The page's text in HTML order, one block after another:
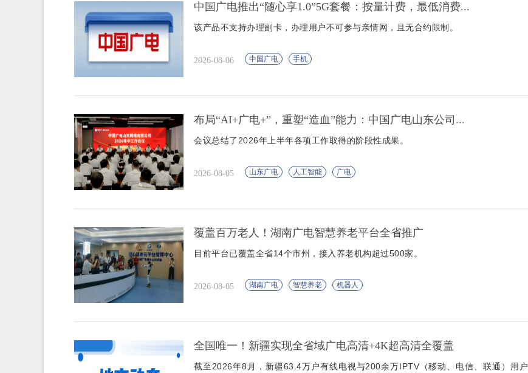
中国广电推出“随心享1.0”5G套餐：按量计费，最低消费...
该产品不支持办理副卡，办理用户不可参与亲情网，且无合约限制。
2026-08-06 中国广电 手机
布局“AI+广电+”，重塑“造血”能力：中国广电山东公司...
会议总结了2026年上半年各项工作取得的阶段性成果。
2026-08-05 山东广电 人工智能 广电
覆盖百万老人！湖南广电智慧养老平台全省推广
目前平台已覆盖全省14个市州，接入养老机构超过500家。
2026-08-05 湖南广电 智慧养老 机器人
全国唯一！新疆实现全省域广电高清+4K超高清全覆盖
截至2026年8月，新疆63.4万户有线电视与200余万IPTV（移动、电信、联通）用户